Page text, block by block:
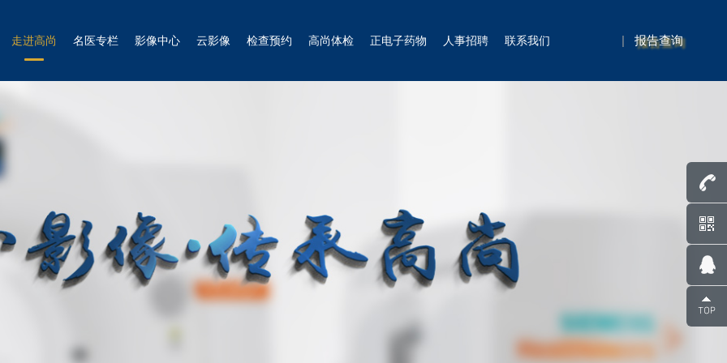
|报告查询
走进高尚 名医专栏 影像中心 云影像 检查预约 高尚体检 正电子药物 人事招聘 联系我们